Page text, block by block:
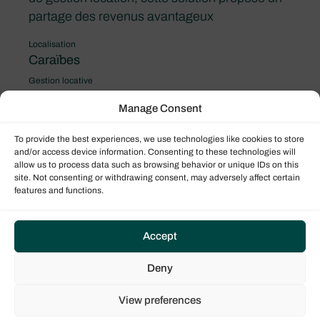
Manage Consent
To provide the best experiences, we use technologies like cookies to store
and/or access device information. Consenting to these technologies will
allow us to process data such as browsing behavior or unique IDs on this
site. Not consenting or withdrawing consent, may adversely affect certain
features and functions.
Accept
Deny
View preferences
partage des revenus avantageux
Localisation
Caraïbes
Gestion locative